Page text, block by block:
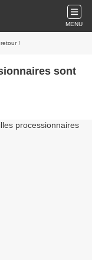
MENU
!
sont